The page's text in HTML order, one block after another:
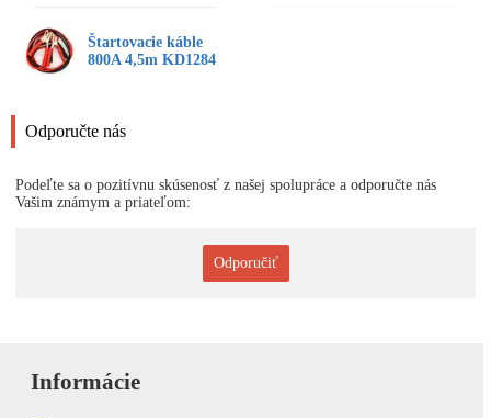
Štartovacie káble
800A 4,5m KD1284
Odporučte nás
Podeľte sa o pozitívnu skúsenosť z našej spolupráce a odporučte nás
Vašim známym a priateľom:
Odporučiť
Informácie